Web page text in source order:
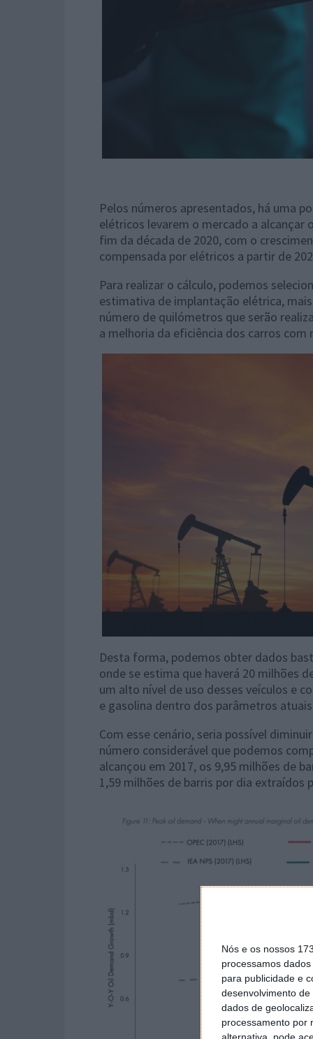
Nós e os nossos
processamos
para publicidade e
desenvolvimento de
dados de
processamento por
Pelos números apresentados, há uma
elétricos levarem o mercado a alcançar
fim da década de 2020, com o
compensada por elétricos a partir de
Para realizar o cálculo, podemos
estimativa de implantação elétrica,
número de quilómetros que serão
a melhoria da eficiência dos carros
Desta forma, podemos obter dados
onde se estima que haverá 20 milhões
um alto nível de uso desses veículos e
e gasolina dentro dos parâmetros atuais.
Com esse cenário, seria possível
número considerável que podemos
alcançou em 2017, os 9,95 milhões de
1,59 milhões de barris por dia extraídos